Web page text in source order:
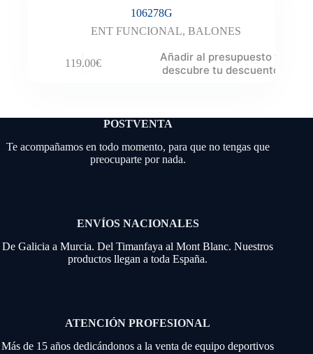
106278G
ENT FUNCIONAL, BALONES
119.00€
Añadir al presupuesto y
descubre tu descuento
POSTVENTA
Te acompañamos en todo momento, para que no tengas que
preocuparte por nada.
ENVÍOS NACIONALES
De Galicia a Murcia. Del Timanfaya al Mont Blanc. Nuestros
productos llegan a toda España.
ATENCIÓN PROFESIONAL
Más de 15 años dedicándonos a la venta de equipo deportivos